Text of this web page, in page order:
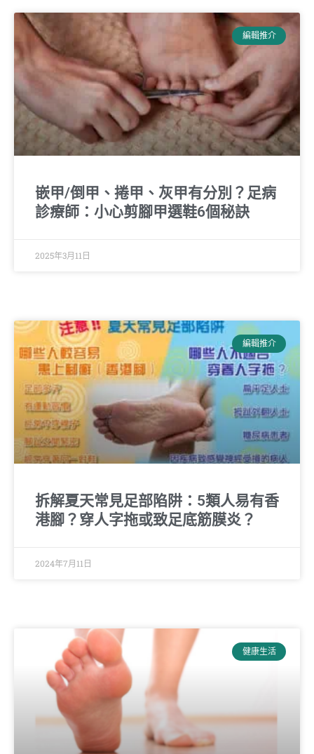
編輯推介
嵌甲/倒甲、捲甲、灰甲有分別？足病
診療師：小心剪腳甲選鞋6個秘訣
2025年3月11日
編輯推介
拆解夏天常見足部陷阱：5類人易有香
港腳？穿人字拖或致足底筋膜炎？
2024年7月11日
健康生活